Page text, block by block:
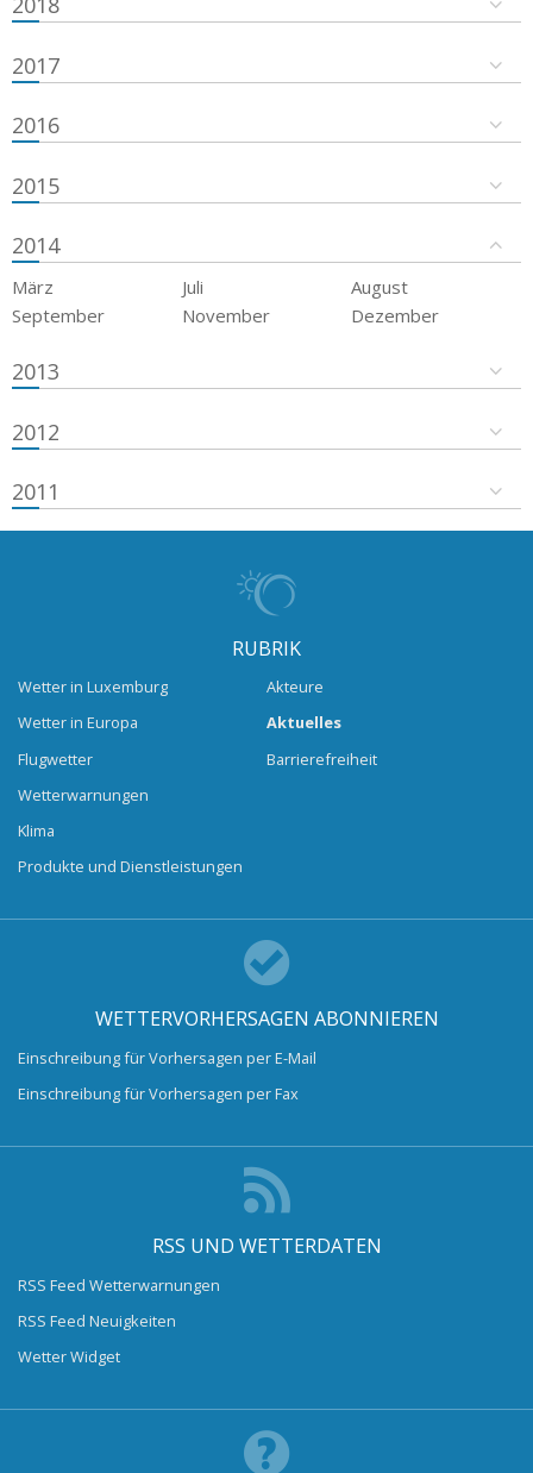
2017
2016
2015
2014
März Juli
August
September
November Dezember
2013
2012
2011
RUBRIK
Wetter in Luxemburg
Wetter in Europa
Flugwetter
Wetterwarnungen
Klima
Produkte und Dienstleistungen
Akteure
Aktuelles
Barrierefreiheit
WETTERVORHERSAGEN ABONNIEREN
Einschreibung für Vorhersagen per E-Mail
Einschreibung für Vorhersagen per Fax
RSS UND WETTERDATEN
RSS Feed Wetterwarnungen
RSS Feed Neuigkeiten
Wetter Widget